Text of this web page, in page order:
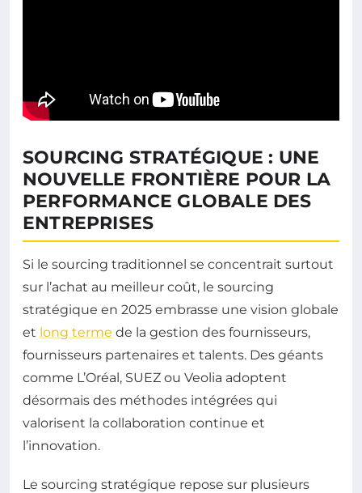
SOURCING STRATÉGIQUE : UNE
NOUVELLE FRONTIÈRE POUR LA
PERFORMANCE GLOBALE DES
ENTREPRISES
Si le sourcing traditionnel se concentrait surtout
sur l’achat au meilleur coût, le sourcing
stratégique en 2025 embrasse une vision globale
et long terme de la gestion des fournisseurs,
fournisseurs partenaires et talents. Des géants
comme L’Oréal, SUEZ ou Veolia adoptent
désormais des méthodes intégrées qui
valorisent la collaboration continue et
l’innovation.
Le sourcing stratégique repose sur plusieurs